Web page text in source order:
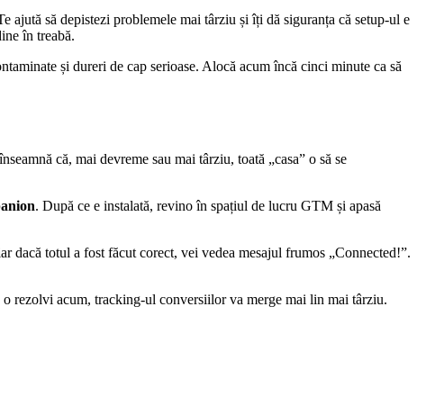
ajută să depistezi problemele mai târziu și îți dă siguranța că setup-ul e
în treabă.
și dureri de cap serioase. Alocă acum încă cinci minute ca să
că, mai devreme sau mai târziu, toată „casa” o să se
. După ce e instalată, revino în spațiul de lucru GTM și apasă
totul a fost făcut corect, vei vedea mesajul frumos „Connected!”.
o rezolvi acum, tracking-ul conversiilor va merge mai lin mai târziu.